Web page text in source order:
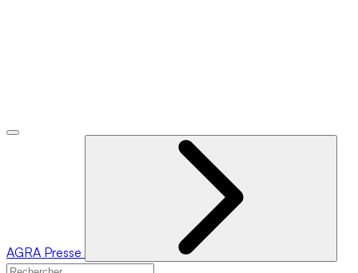
AGRA Presse